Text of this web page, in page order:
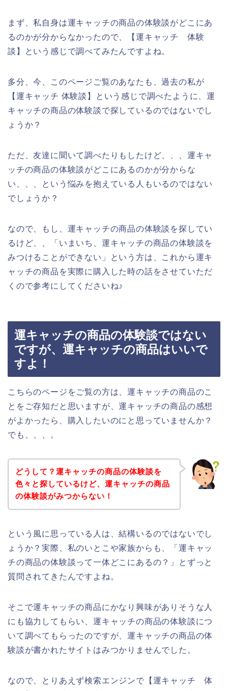
まず、私自身は運キャッチの商品の体験談がどこにあ
るのかが分からなかったので、【運キャッチ 体験
談】という感じで調べてみたんですよね。
多分、今、このページご覧のあなたも、過去の私が
【運キャッチ 体験談】という感じで調べたように、運
キャッチの商品の体験談で探しているのではないでし
ょうか？
ただ、友達に聞いて調べたりもしたけど、、、運キャ
ッチの商品の体験談がどこにあるのかが分からな
い、、、という悩みを抱えている人もいるのではない
でしょうか？
なので、もし、運キャッチの商品の体験談を探してい
るけど、、「いまいち、運キャッチの商品の体験談を
みつけることができない」という方は、これから運キ
ャッチの商品を実際に購入した時の話をさせていただ
くので参考にしてくださいね♪
運キャッチの商品の体験談ではない
ですが、運キャッチの商品はいいで
すよ！
こちらのページをご覧の方は、運キャッチの商品のこ
とをご存知だと思いますが、運キャッチの商品の感想
がよかったら、購入したいのにと思っていませんか？
でも、、、。
どうして？運キャッチの商品の体験談を
色々と探しているけど、運キャッチの商品
の体験談がみつからない！
という風に思っている人は、結構いるのではないでし
ょうか？実際、私のいとこや家族からも、「運キャッ
チの商品の体験談って一体どこにあるの？」とずっと
質問されてきたんですよね。
そこで運キャッチの商品にかなり興味がありそうな人
にも協力してもらい、運キャッチの商品の体験談につ
いて調べてもらったのですが、運キャッチの商品の体
験談が書かれたサイトはみつかりませんでした。
なので、とりあえず検索エンジンで【運キャッチ 体